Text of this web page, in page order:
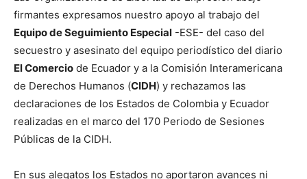
firmantes expresamos nuestro apoyo al trabajo del
Equipo de Seguimiento Especial -ESE- del caso del
secuestro y asesinato del equipo periodístico del diario
El Comercio de Ecuador y a la Comisión Interamericana
de Derechos Humanos (CIDH) y rechazamos las
declaraciones de los Estados de Colombia y Ecuador
realizadas en el marco del 170 Periodo de Sesiones
Públicas de la CIDH.
En sus alegatos los Estados no aportaron avances ni